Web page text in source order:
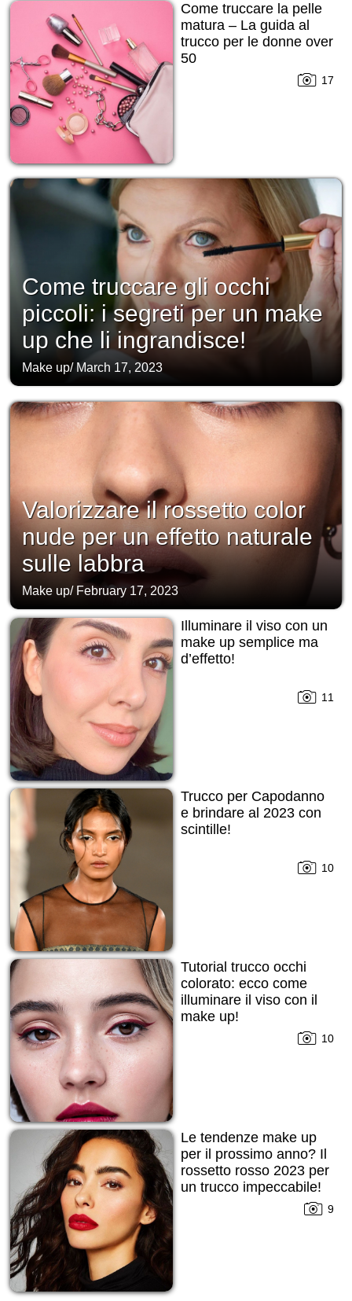
Come truccare la pelle
matura – La guida al
trucco per le donne over
50
17
Come truccare gli occhi
piccoli: i segreti per un make
up che li ingrandisce!
Make up/ March 17, 2023
Valorizzare il rossetto color
nude per un effetto naturale
sulle labbra
Make up/ February 17, 2023
Illuminare il viso con un
make up semplice ma
d’effetto!
11
Trucco per Capodanno
е brindare al 2023 con
scintille!
10
Tutorial trucco occhi
colorato: ecco come
illuminare il viso con il
make up!
10
Le tendenze make up
per il prossimo anno? Il
rossetto rosso 2023 per
un trucco impeccabile!
9